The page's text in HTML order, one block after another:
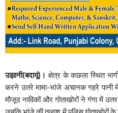
उझानी(बदायूं)। क्षेत्र के कछला स्थित
करने उतरे मामा-भांजे अचानक गहरे पानी
मौजूद नाविकों और गोताखोरों ने गंगा में